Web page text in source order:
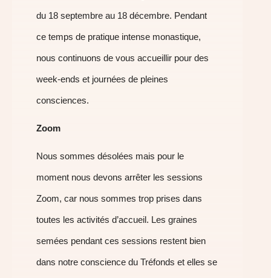
du 18 septembre au 18 décembre. Pendant
ce temps de pratique intense monastique,
nous continuons de vous accueillir pour des
week-ends et journées de pleines
consciences.
Zoom
Nous sommes désolées mais pour le
moment nous devons arrêter les sessions
Zoom, car nous sommes trop prises dans
toutes les activités d’accueil. Les graines
semées pendant ces sessions restent bien
dans notre conscience du Tréfonds et elles se